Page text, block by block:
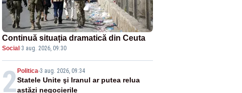
Continuă situația dramatică din Ceuta
Social·3 aug. 2026, 09:30
2Politica-3 aug. 2026, 09:34
Statele Unite şi Iranul ar putea relua
astăzi negocierile